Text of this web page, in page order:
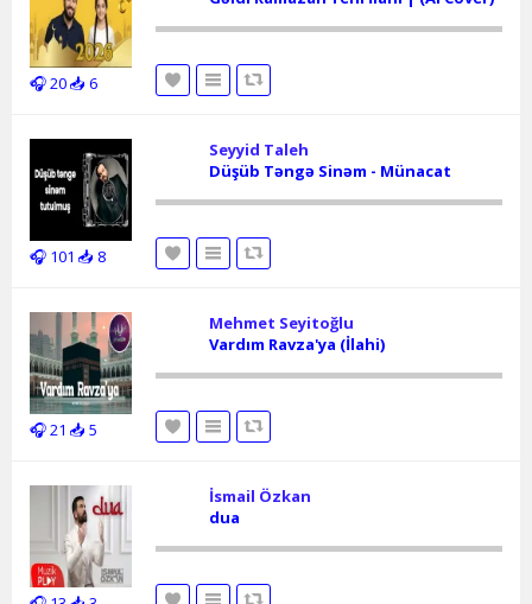
🎧 20📥 6
🎧 101 📥 8
Seyyid Taleh
Düşüb Təngə Sinəm - Münacat
🎧 21 📥 5
Mehmet Seyitoğlu
Vardım Ravza'ya (İlahi)
İsmail Özkan
dua